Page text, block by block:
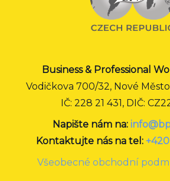
Business & Professional
Vodičkova 700/32, Nové
IČ: 228 21 431, DIČ:
Napište nám na:
Kontaktujte nás na tel:
Všeobecné obchodní